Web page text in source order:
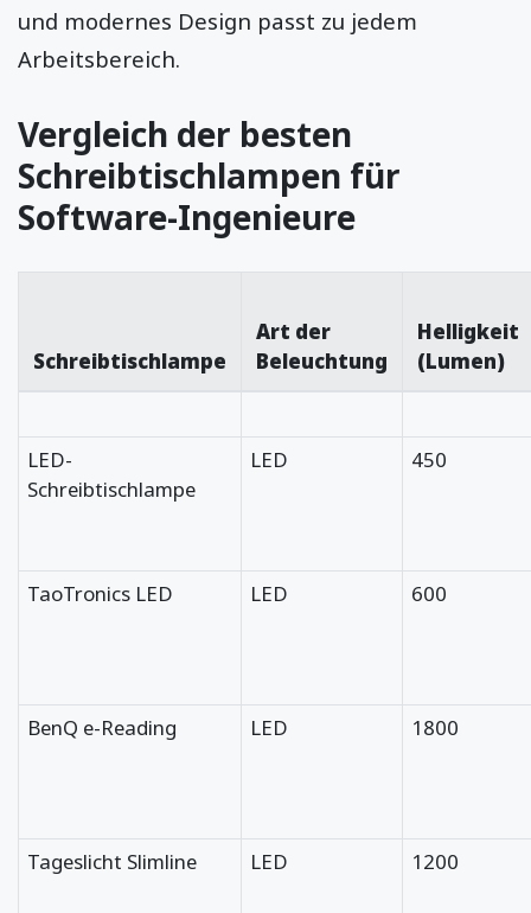
und modernes Design passt zu jedem
Arbeitsbereich.
Vergleich der besten
Schreibtischlampen für
Software-Ingenieure
Schreibtischlampe
Art der
Beleuchtung
Helligkeit
(Lumen)
LED-
Schreibtischlampe
LED 450
TaoTronics LED LED 600
BenQ e-Reading LED 1800
Tageslicht Slimline LED 1200